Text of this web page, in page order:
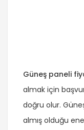
Güneş paneli
almak için
doğru olur.
almış olduğu